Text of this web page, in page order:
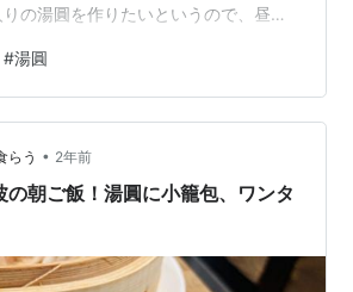
の湯圓を作りたいというので、昼間
宵節の湯圓づくり 家の近くのスーパ
と糯米粉（白玉粉）が売り切れで、
ました。見つけた！！と思って手に
店のおばちゃんが「ちょうど入荷し
たところよ！」と教えてくれまし
粉がちょっと漏れてい…
#湯圓
らう • 2年前
の朝ご飯！湯圓に小籠包、ワンタ